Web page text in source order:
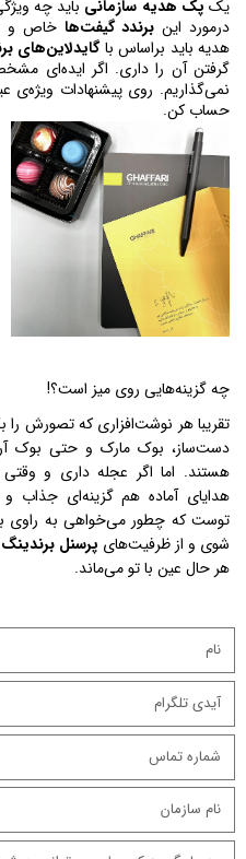
یک پک هدیه سازمانی
درمورد این برندد گیفت‌ها
هدیه باید براساس با گایدلاین‌های برند
حساب کن.
چه گزینه‌هایی روی میز است؟!
توست که چطور می‌خواهی به راوی بهتری برای
شوی و از ظرفیت‌های
پرسنل برندینگ
هر حال عین با تو می‌ماند.